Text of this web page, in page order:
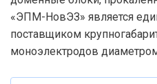
«ЭПМ-НовЭЗ» является
поставщиком
моноэлектродов